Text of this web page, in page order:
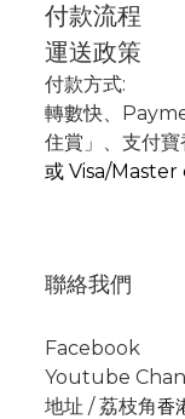
付款流程
運送政策
付款方式:
轉數快、P
住賞」 、支付寶
或 Visa/Master
聯絡我們
Facebook
Youtube
地址 / 荔枝角香